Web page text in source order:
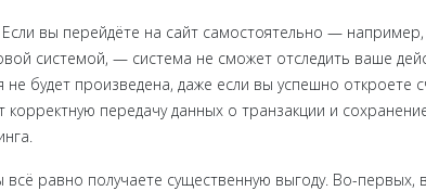
вы перейдёте на сайт самостоятельно —
системой, — система не сможет отследить ваше
будет произведена, даже если вы успешно откроете
передачу данных о транзакции и
равно получаете существенную выгоду. Во-первых,